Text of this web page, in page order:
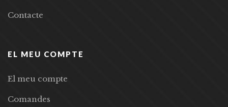
Contacte
EL MEU COMPTE
El meu compte
Comandes